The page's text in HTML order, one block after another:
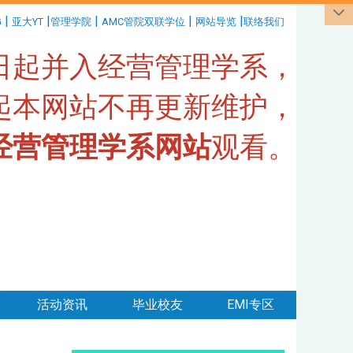
| 亚大YT |管理学院 | AMC管院双联学位 | 网站导览 |联络我们
并入经营管理学系，
本网站不再更新维护，
营管理学系网站观看。
活动资讯 毕业校友 EMI专区